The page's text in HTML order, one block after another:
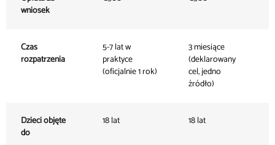
wniosek
Czas
rozpatrzenia
5-7 lat w
praktyce
(oficjalnie 1 rok)
3 miesiące
(deklarowany
cel, jedno
źródło)
Dzieci objęte
do
18 lat 18 lat